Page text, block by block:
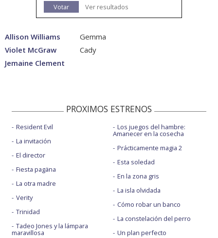
Votar
Ver resultados
Allison Williams
Gemma
Violet McGraw
Cady
Jemaine Clement
PROXIMOS ESTRENOS
Resident Evil
La invitación
El director
Fiesta pagäna
La otra madre
Verity
Trinidad
Tadeo Jones y la lámpara
maravillosa
Los juegos del hambre:
Amanecer en la cosecha
Prácticamente magia 2
Esta soledad
En la zona gris
La isla olvidada
Cómo robar un banco
La constelación del perro
Un plan perfecto